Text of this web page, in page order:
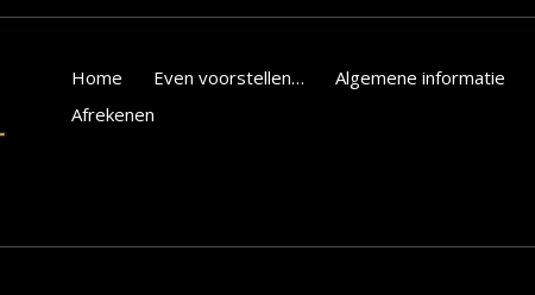
Home Even voorstellen… Algemene informatie
Afrekenen